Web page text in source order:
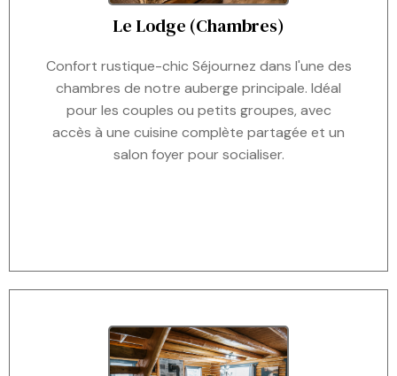
Le Lodge (Chambres)
Confort rustique-chic Séjournez dans l'une des
chambres de notre auberge principale. Idéal
pour les couples ou petits groupes, avec
accès à une cuisine complète partagée et un
salon foyer pour socialiser.